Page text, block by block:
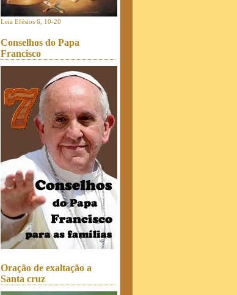
Leia Efésios 6, 10-20
Conselhos do Papa
Francisco
Oração de exaltação a
Santa cruz